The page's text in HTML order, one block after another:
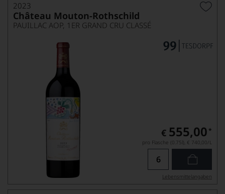
2023
Château Mouton-Rothschild
PAUILLAC AOP, 1ER GRAND CRU CLASSÉ
€ 555,00 *
pro Flasche (0.75l), € 740,00/L
Lebensmittel­angaben